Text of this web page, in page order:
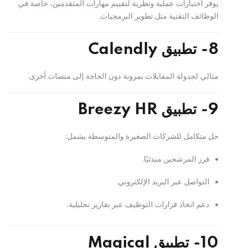
يوفر اختبارات عملية ونظرية لتقييم مهارات المتقدمين، خاصة في
الوظائف التقنية مثل تطوير البرمجيات.
8- تطبيق Calendly
مثالي لجدولة المقابلات بمرونة دون الحاجة إلى منصات أخرى.
9- تطبيق Breezy HR
حل متكامل للشركات الصغيرة والمتوسطة يشمل:
فرز المرشحين مبدئيًا.
التواصل عبر البريد الإلكتروني.
دعم اتخاذ قرارات التوظيف عبر تقارير تحليلية.
10- تطبيق Magical